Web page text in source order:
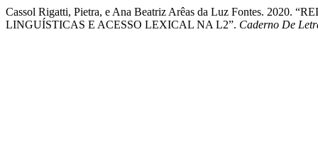
Cassol Rigatti, Pietra, e Ana Beatriz Arêas da Luz Fontes.
LINGUÍSTICAS E ACESSO LEXICAL NA L2”. Caderno De